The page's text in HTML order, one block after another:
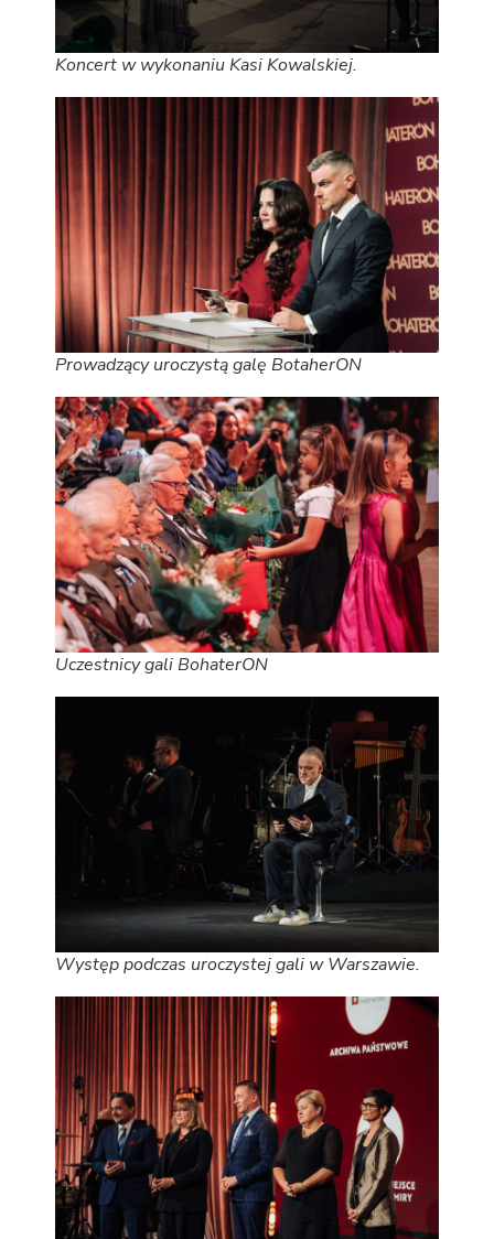
Koncert w wykonaniu Kasi Kowalskiej.
Prowadzący uroczystą galę BotaherON
Uczestnicy gali BohaterON
Występ podczas uroczystej gali w Warszawie.